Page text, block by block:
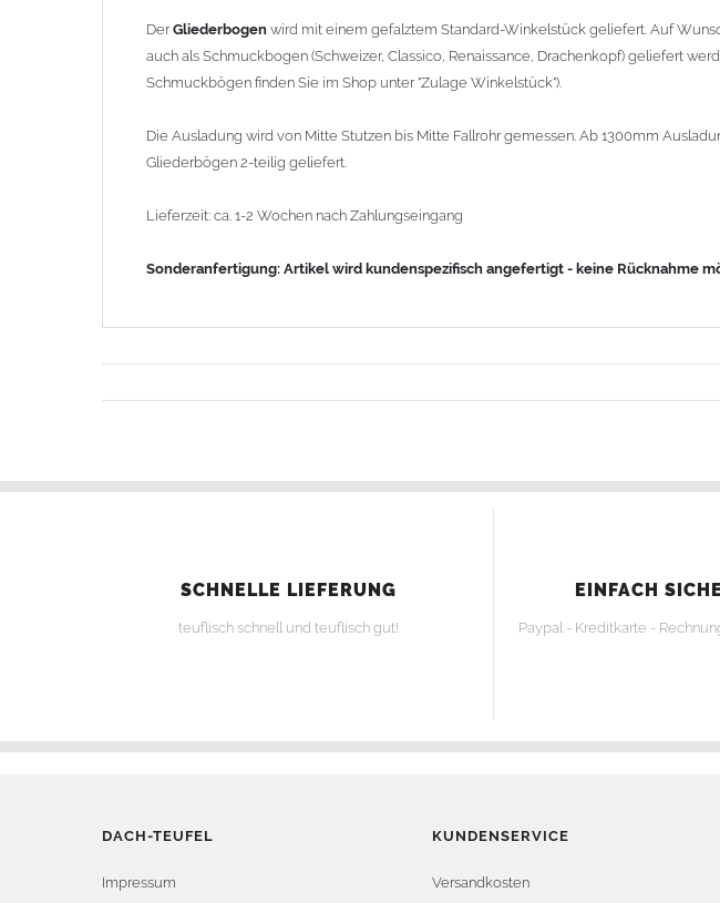
DerGliederbogen wird mit einem gefalztem Standard-Winkelstück geliefert. Auf
auch als Schmuckbogen (Schweizer, Classico, Renaissance, Drachenkopf) geliefert
Schmuckbögen finden Sie im Shop unter "Zulage Winkelstück").
Die Ausladung wird von Mitte Stutzen bis Mitte Fallrohr gemessen. Ab 1300mm
Gliederbögen 2-teilig geliefert.
Lieferzeit: ca. 1-2 Wochen nach Zahlungseingang
Sonderanfertigung: Artikel wird kundenspezifisch angefertigt - keine Rücknahme
SCHNELLE LIEFERUNG
teuflisch schnell und teuflisch gut!
EINFACH
Paypal - Kreditkarte -
DACH-TEUFEL
Impressum
KUNDENSERVICE
Versandkosten